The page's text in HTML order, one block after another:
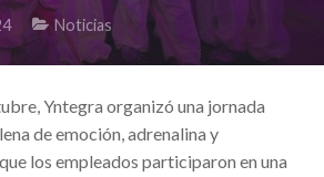
Noticias
Yntegra organizó una jornada
de emoción, adrenalina y
los empleados participaron en una